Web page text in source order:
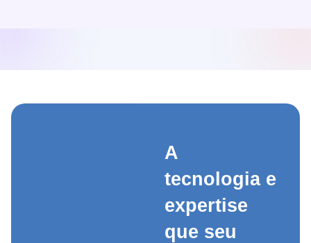
A
tecnologia e
expertise
que seu